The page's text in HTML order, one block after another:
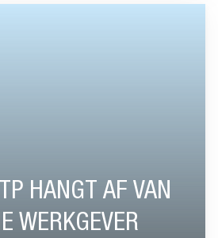
HANGT AF VAN
WERKGEVER